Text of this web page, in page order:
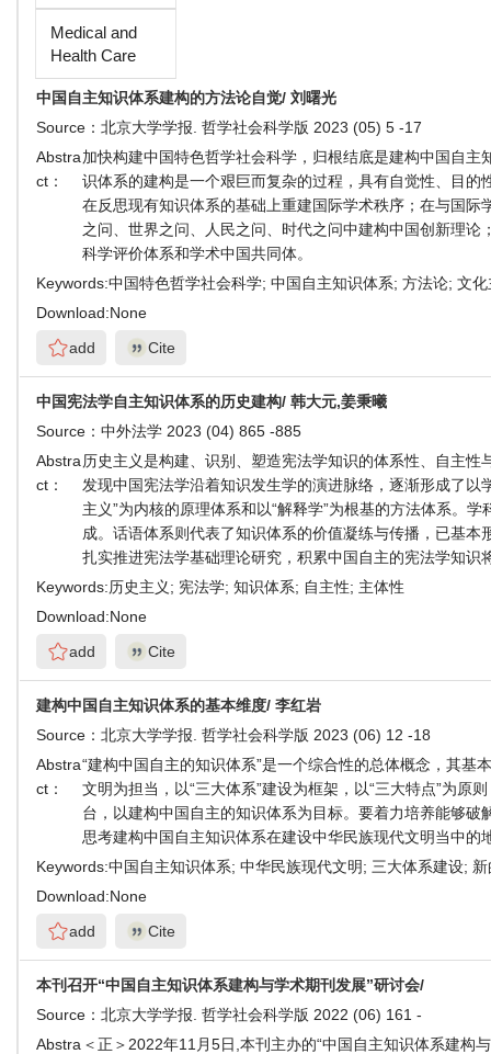
Medical and
Health Care
中国自主知识体系建构的方法论自觉/ 刘曙光
Source： 北京大学学报. 哲学社会科学版 2023 (05) 5 -17
Abstra
ct：
加快构建中国特色哲学社会科学，归根结底是建构中国自
识体系的建构是一个艰巨而复杂的过程，具有自觉性、目
在反思现有知识体系的基础上重建国际学术秩序；在与国
之问、世界之问、人民之问、时代之问中建构中国创新理
科学评价体系和学术中国共同体。
Keywords:中国特色哲学社会科学; 中国自主知识体系; 方法论; 文
Download:None
add
Cite
中国宪法学自主知识体系的历史建构/ 韩大元,姜秉曦
Source： 中外法学 2023 (04) 865 -885
Abstra
ct：
历史主义是构建、识别、塑造宪法学知识的体系性、自主
发现中国宪法学沿着知识发生学的演进脉络，逐渐形成了
主义”为内核的原理体系和以“解释学”为根基的方法体系。
成。话语体系则代表了知识体系的价值凝练与传播，已基
扎实推进宪法学基础理论研究，积累中国自主的宪法学知识
Keywords:历史主义; 宪法学; 知识体系; 自主性; 主体性
Download:None
add
Cite
建构中国自主知识体系的基本维度/ 李红岩
Source： 北京大学学报. 哲学社会科学版 2023 (06) 12 -18
Abstra
ct：
“建构中国自主的知识体系”是一个综合性的总体概念，其
文明为担当，以“三大体系”建设为框架，以“三大特点”为
台，以建构中国自主的知识体系为目标。要着力培养能够
思考建构中国自主知识体系在建设中华民族现代文明当中的
Keywords:中国自主知识体系; 中华民族现代文明; 三大体系建设;
Download:None
add
Cite
本刊召开“中国自主知识体系建构与学术期刊发展”研讨会/
Source： 北京大学学报. 哲学社会科学版 2022 (06) 161 -
Abstra ＜正＞2022年11月5日,本刊主办的“中国自主知识体系建构